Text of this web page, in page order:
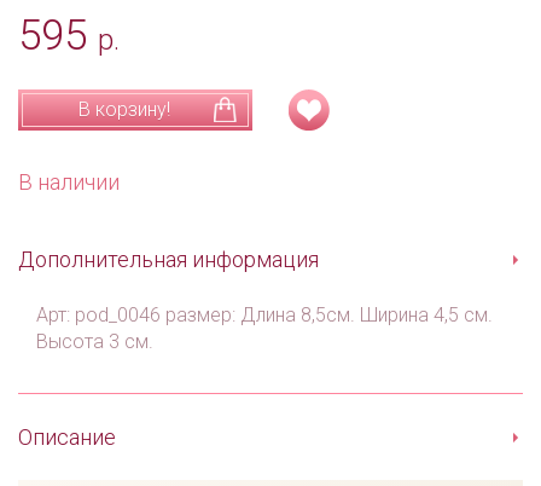
595 р.
В корзину!
В наличии
Дополнительная информация
Арт: pod_0046 размер: Длина 8,5см. Ширина 4,5 см.
Высота 3 см.
Описание